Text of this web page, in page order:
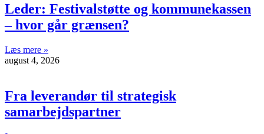
Leder: Festivalstøtte og kommunekassen
– hvor går grænsen?
Læs mere »
august 4, 2026
Fra leverandør til strategisk
samarbejdspartner